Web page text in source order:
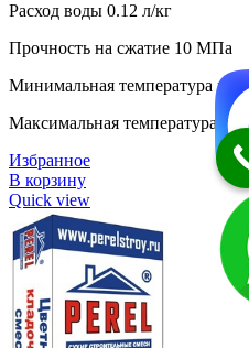
Расход воды 0.12 л/кг
Прочность на сжатие 10 МПа
Минимальная температура
Максимальная температура
Избранное
В корзину
Quick view